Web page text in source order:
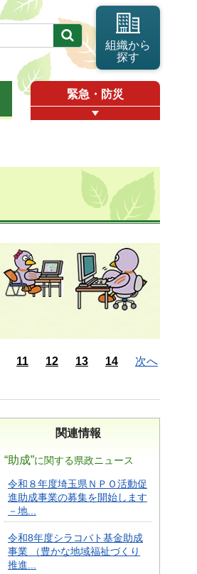
組織から
探す
緊急・防災
11 12 13 14 次へ
関連情報
“助成”に関する県政ニュース
令和８年度埼玉県ＮＰＯ活動促
進助成事業の募集を開始します
－地...
令和8年度シラコバト基金助成
事業 （豊かな地域福祉づくり
推進...